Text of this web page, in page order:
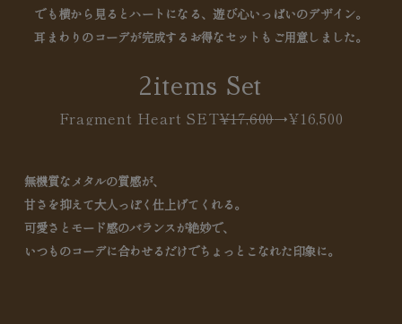
でも横から見るとハートになる、遊び心いっぱいのデザイン。
耳まわりのコーデが完成するお得なセットもご用意しました。
2items Set
Fragment Heart SET¥17,600→¥16,500
Long Necklace
Hidden Heart Necklace¥12,100
無機質なメタルの質感が、
甘さを抑えて大人っぽく仕上げてくれる。
可愛さとモード感のバランスが絶妙で、
いつものコーデに合わせるだけでちょっとこなれた印象に。